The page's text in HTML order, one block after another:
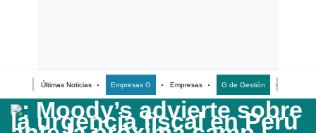
Últimas Noticias Empresas G Empresas G de Gestión
Últimas Noticias
Casos de Estudio